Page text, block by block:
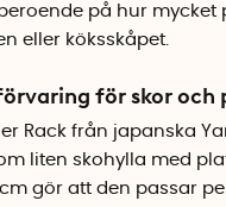
på hur mycket
eller köksskåpet.
för skor och
Rack från japanska
liten skohylla med
cm gör att den passar